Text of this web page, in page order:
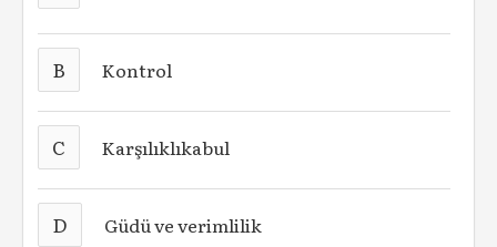
B Kontrol
C Karşılıklıkabul
D Güdü ve verimlilik